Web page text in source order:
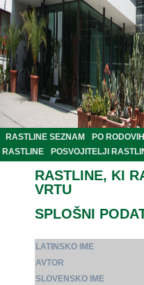
RASTLINE SEZNAM PO RODOVIH
RASTLINE
POSVOJITELJI
RASTLINE, KI
VRTU
SPLOŠNI
LATINSKO IME
AVTOR
SLOVENSKO IME